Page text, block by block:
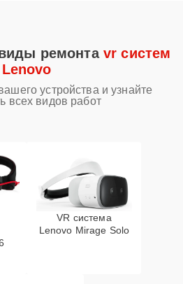
ремонта vr систем
Lenovo
устройства и узнайте
всех видов работ
VR система
Lenovo Mirage Solo